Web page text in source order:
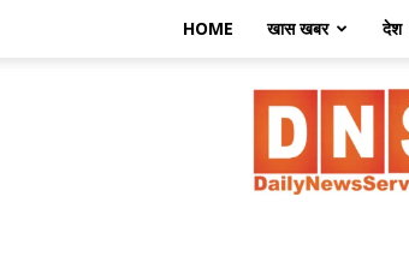
HOME खास खबर देश